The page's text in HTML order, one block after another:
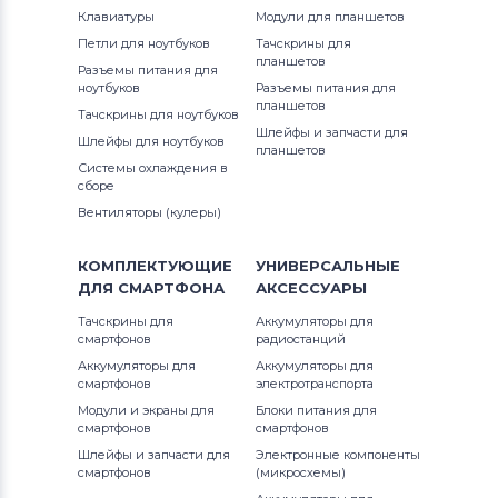
Notebookguru
Аккумуляторы для ноутбуков
Compaq
Аккумуляторы для ноутбуковHasee
Аккумуляторы для ноутбуков
Аккумуляторы для ноутбуков Apple
Все бренды
Аккумуляторы для ноутбуковLG
Аккумуляторы для ноутбуков
Samsung
Аккумуляторы для ноутбуковUniwill
Inspiron 14Z
Inspiron 15
Inspiron 17
Inspiron Mini
Latitude
Latitude 11
Latitude 12
Latitude 13
P Series
1410
1420
1440
1440n
1464
14Z
15 7586
15 7588
1501
Клавиатуры
Петли для ноутбуков
Разъемы питания для
ноутбуков
Тачскрины для ноутбуков
Шлейфы для ноутбуков
Системы охлаждения в
сборе
Вентиляторы (кулеры)
Модули для планшетов
Тачскрины для
планшетов
Разъемы питания для
планшетов
Шлейфы и запчасти для
планшетов
КОМПЛЕКТУЮЩИЕ
ДЛЯ СМАРТФОНА
Тачскрины для
смартфонов
Аккумуляторы для
смартфонов
Модули и экраны для
смартфонов
Шлейфы и запчасти для
смартфонов
УНИВЕРСАЛЬНЫЕ
АКСЕССУАРЫ
Аккумуляторы для
радиостанций
Аккумуляторы для
электротранспорта
Блоки питания для
смартфонов
Электронные компоненты
(микросхемы)